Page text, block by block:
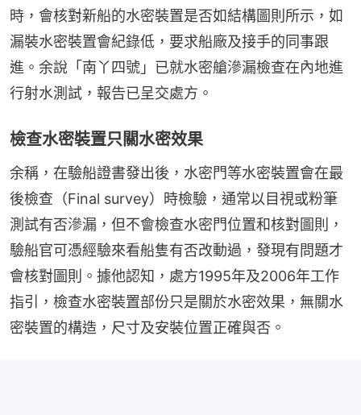
時，會核對新船的水密裝置是否如結構圖則所示，如
漏裝水密裝置會紀錄低，要求船廠及接手的同事跟
進。余說「南丫四號」已就水密艙滲漏檢查在內地進
行射水測試，報告已呈交處方。
檢查水密裝置只關水密效果
余稱，在驗船證書發出後，水密門等水密裝置會在最
後檢查（Final survey）時檢驗，通常以目視或粉筆
測試有否滲漏，但不會檢查水密門位置和核對圖則，
驗船官可憑經驗來看船隻有否改動過，發現有問題才
會核對圖則。據他認知，處方1995年及2006年工作
指引，檢查水密裝置部份只是關於水密效果，無關水
密裝置的構造，尺寸及安裝位置正確與否。